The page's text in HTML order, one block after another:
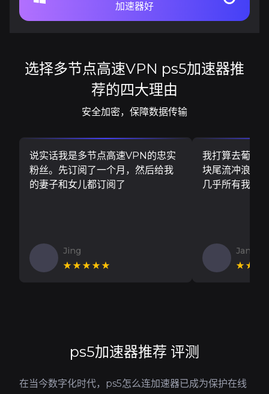
加速器好
选择多节点高速VPN ps5加速器推
荐的四大理由
安全加密，保障数据传输
说实话我是多节点高速VPN的忠实
粉丝。先订阅了一个月，然后给我
的妻子和女儿都订阅了
Jing
★★★★★
我打算去葡萄
块尾流冲浪板
几乎所有我需
Jan V
ps5加速器推荐 评测
在当今数字化时代，ps5怎么连加速器已成为保护在线